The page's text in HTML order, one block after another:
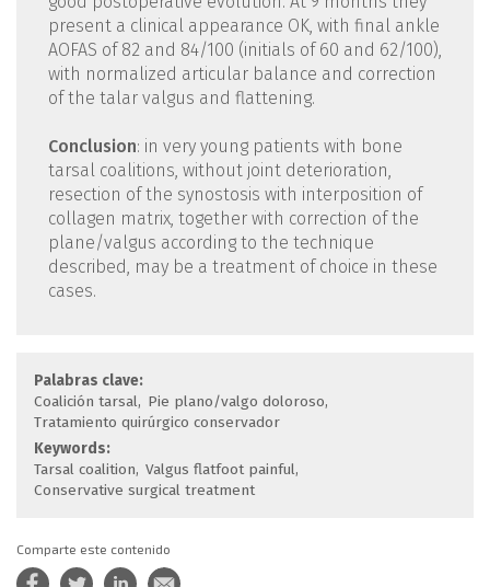
present a clinical appearance OK, with final ankle
AOFAS of 82 and 84/100 (initials of 60 and 62/100),
with normalized articular balance and correction
of the talar valgus and flattening.
Conclusion: in very young patients with bone
tarsal coalitions, without joint deterioration,
resection of the synostosis with interposition of
collagen matrix, together with correction of the
plane/valgus according to the technique
described, may be a treatment of choice in these
cases.
Palabras clave:
Coalición tarsal
Pie plano/valgo doloroso
Tratamiento quirúrgico conservador
Keywords:
Tarsal coalition Valgus flatfoot painful
Conservative surgical treatment
Comparte este contenido